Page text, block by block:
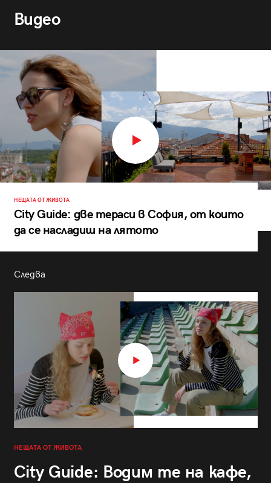
Видео
НЕЩАТА ОТ ЖИВОТА
City Guide: две тераси в София, от които
да се насладиш на лятото
Следва
НЕЩАТА ОТ ЖИВОТА
City Guide: Водим те на кафе,